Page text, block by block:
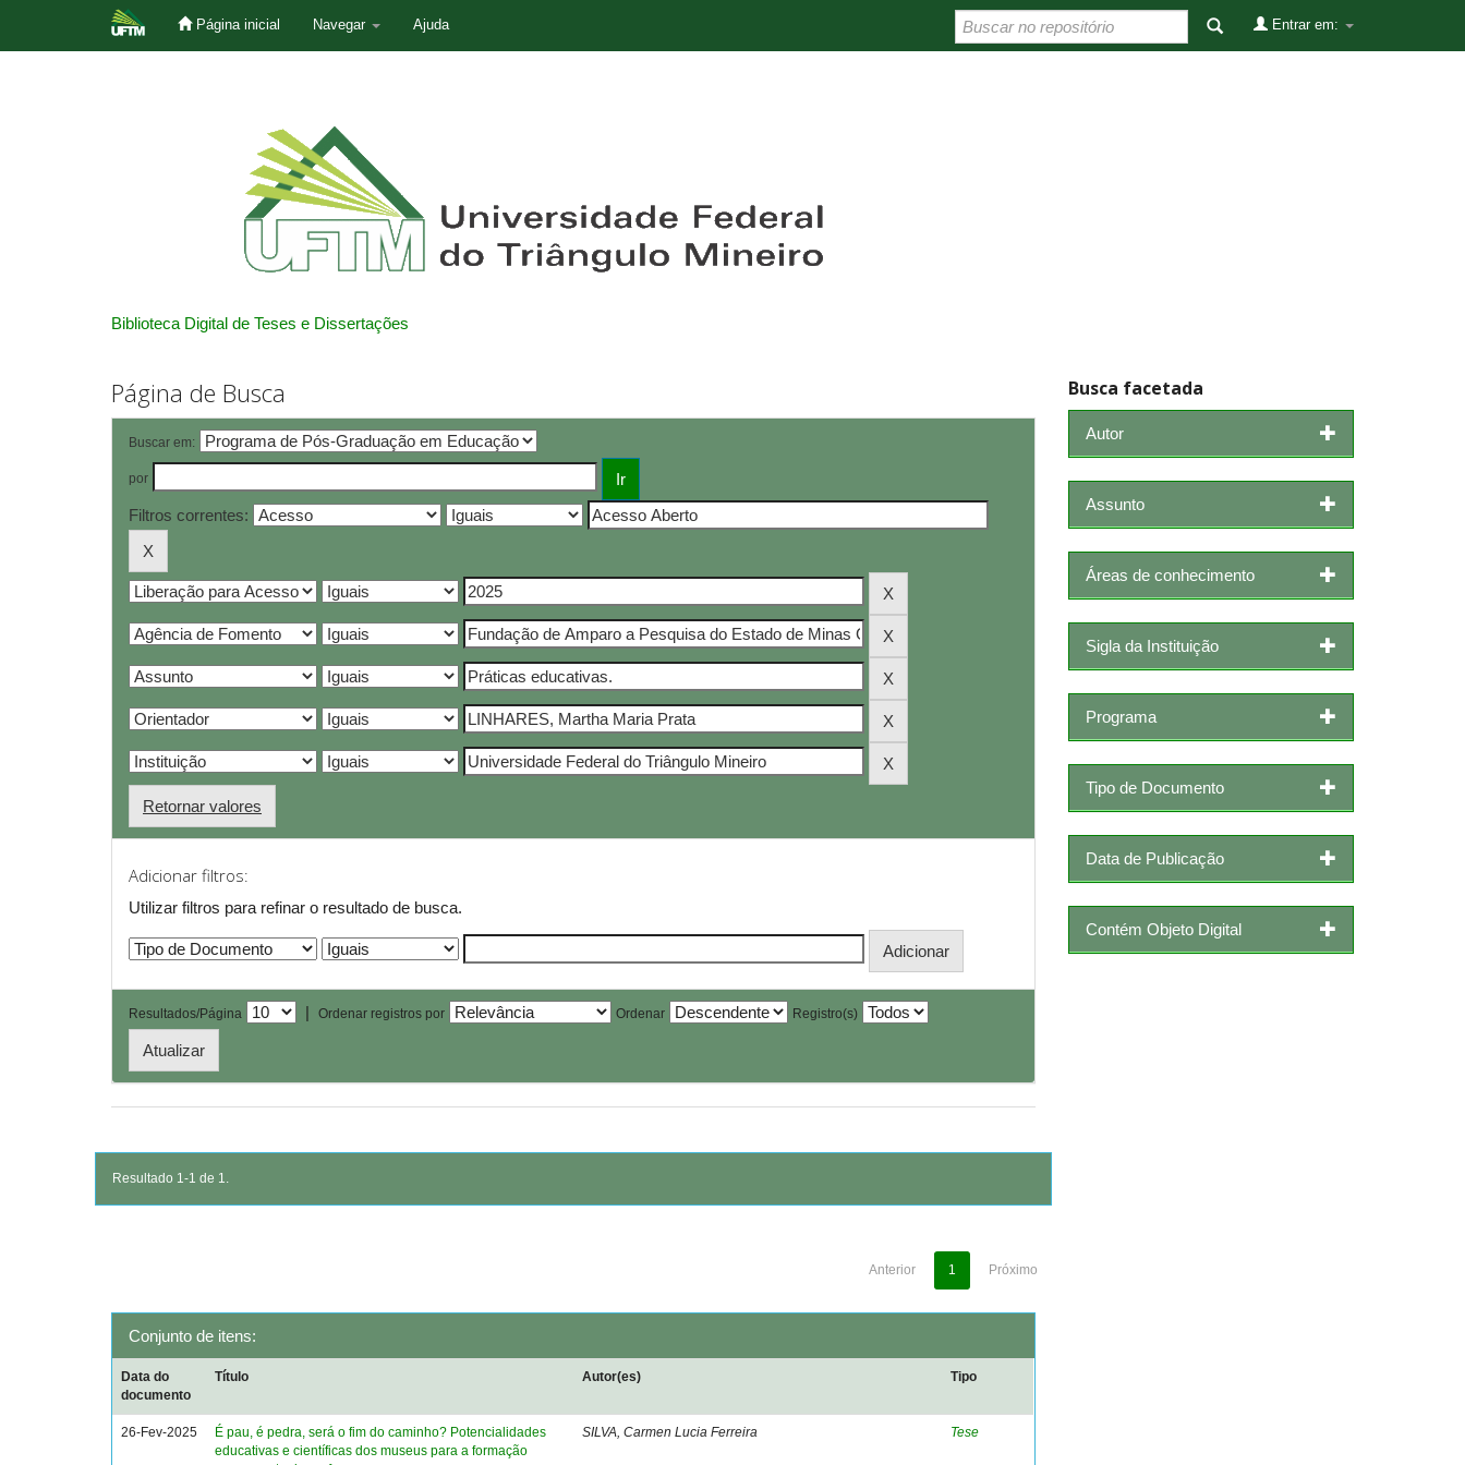
Página inicial Navegar Ajuda Entrar em:
Biblioteca Digital de Teses e Dissertações
Página de Busca
Buscar em:
por
Filtros correntes:
Retornar valores
Adicionar filtros:
Utilizar filtros para refinar o resultado de busca.
Resultados/Página | Ordenar registros por Ordenar Registro(s)
Resultado 1-1 de 1.
Anterior 1 Próximo
Conjunto de itens:
Data do
documento
Título Autor(es) Tipo
26-Fev-2025
É pau, é pedra, será o fim do caminho? Potencialidades
educativas e científicas dos museus para a formação
SILVA, Carmen Lucia Ferreira Tese
Busca facetada
Autor
Assunto
Áreas de conhecimento
Sigla da Instituição
Programa
Tipo de Documento
Data de Publicação
Contém Objeto Digital